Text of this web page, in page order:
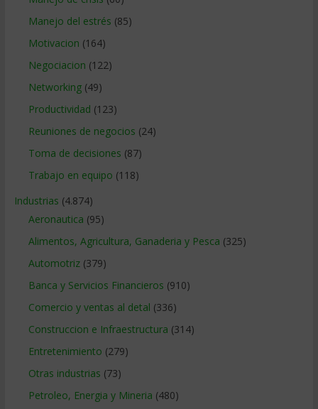
Manejo del estrés (85)
Motivacion (164)
Negociacion (122)
Networking(49)
Productividad (123)
Reuniones de negocios (24)
Toma de decisiones (87)
Trabajo en equipo (118)
Industrias (4.874)
Aeronautica (95)
Alimentos, Agricultura, Ganaderia y Pesca (325)
Automotriz(379)
Banca y Servicios Financieros (910)
Comercio y ventas al detal (336)
Construccion e Infraestructura (314)
Entretenimiento (279)
Otras industrias (73)
Petroleo, Energia y Mineria (480)